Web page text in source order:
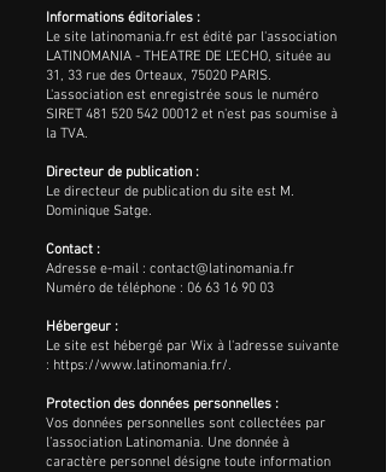
Informations éditoriales :
Le site latinomania.fr est édité par l'association
LATINOMANIA - THEATRE DE L’ECHO, située au
31, 33 rue des Orteaux, 75020 PARIS.
L'association est enregistrée sous le numéro
SIRET 481 520 542 00012 et n'est pas soumise à
la TVA.
Directeur de publication :
Le directeur de publication du site est M.
Dominique Satge.
Contact :
Adresse e-mail : contact@latinomania.fr
Numéro de téléphone : 06 63 16 90 03
Hébergeur :
Le site est hébergé par Wix à l'adresse suivante
: https://www.latinomania.fr/.
Protection des données personnelles :
Vos données personnelles sont collectées par
l’association Latinomania. Une donnée à
caractère personnel désigne toute information